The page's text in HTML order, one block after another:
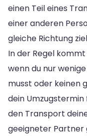
einen Teil eines
einer anderen
gleiche Richtung
In der Regel
wenn du nur
musst oder keinen
dein
den Transport
geeigneter Partner